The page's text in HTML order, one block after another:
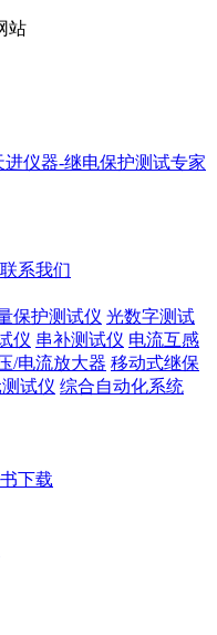
站
联系我们
保护测试仪 光数字测试
仪 串补测试仪 电流互感
/电流放大器 移动式继保
试仪 综合自动化系统
下载